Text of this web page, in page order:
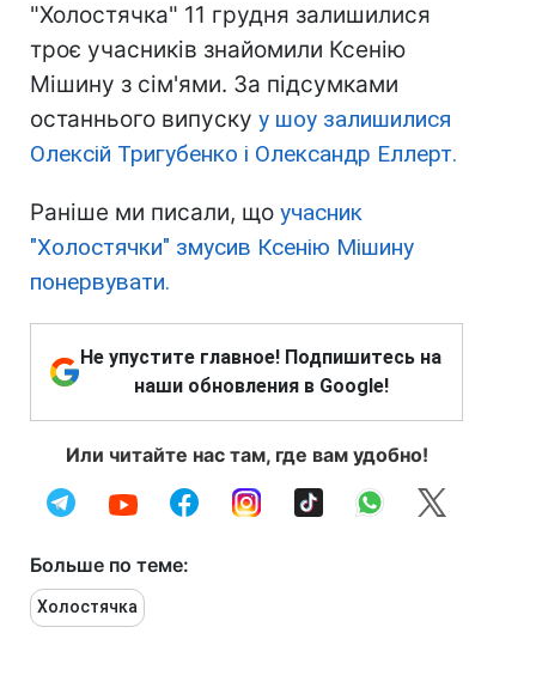
"Холостячка" 11 грудня залишилися
троє учасників знайомили Ксенію
Мішину з сім'ями. За підсумками
останнього випуску у шоу залишилися
Олексій Тригубенко і Олександр Еллерт.
Раніше ми писали, що учасник
"Холостячки" змусив Ксенію Мішину
понервувати.
Не упустите главное! Подпишитесь на
наши обновления в Google!
Или читайте нас там, где вам удобно!
Больше по теме:
Холостячка